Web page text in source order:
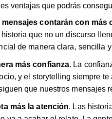
que a una simple
a la emoción. Si hay algo
de sus clientes. Todo
felices tendrá más capacidad
tiene la capacidad de
que estamos acostumbrados.
quién es